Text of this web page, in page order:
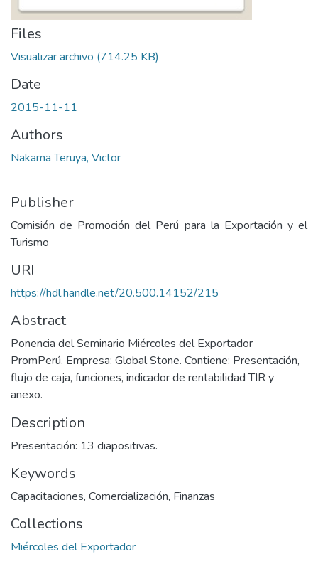
Files
Visualizar archivo (714.25 KB)
Date
2015-11-11
Authors
Nakama Teruya, Victor
Publisher
Comisión de Promoción del Perú para la Exportación y el
Turismo
URI
https://hdl.handle.net/20.500.14152/215
Abstract
Ponencia del Seminario Miércoles del Exportador
PromPerú. Empresa: Global Stone. Contiene: Presentación,
flujo de caja, funciones, indicador de rentabilidad TIR y
anexo.
Description
Presentación: 13 diapositivas.
Keywords
Capacitaciones, Comercialización, Finanzas
Collections
Miércoles del Exportador